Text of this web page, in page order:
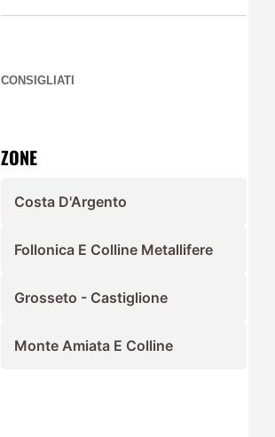
CONSIGLIATI
ZONE
Costa D'Argento
Follonica E Colline Metallifere
Grosseto - Castiglione
Monte Amiata E Colline